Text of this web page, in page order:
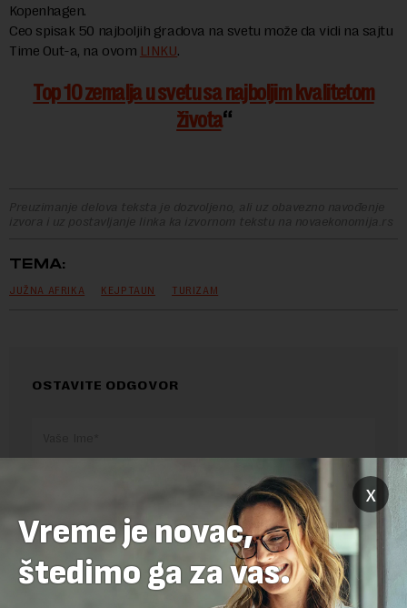
Kopenhagen.
Ceo spisak 50 najboljih gradova na svetu može da vidi na sajtu
Time Out-a, na ovom LINKU.
Top 10 zemalja u svetu sa najboljim kvalitetom
života
Preuzimanje delova teksta je dozvoljeno, ali uz obavezno navođenje
izvora i uz postavljanje linka ka izvornom tekstu na novaekonomija.rs
TEMA:
JUŽNA AFRIKA KEJPTAUN TURIZAM
OSTAVITE ODGOVOR
x
Vreme je novac,
štedimo ga za vas.